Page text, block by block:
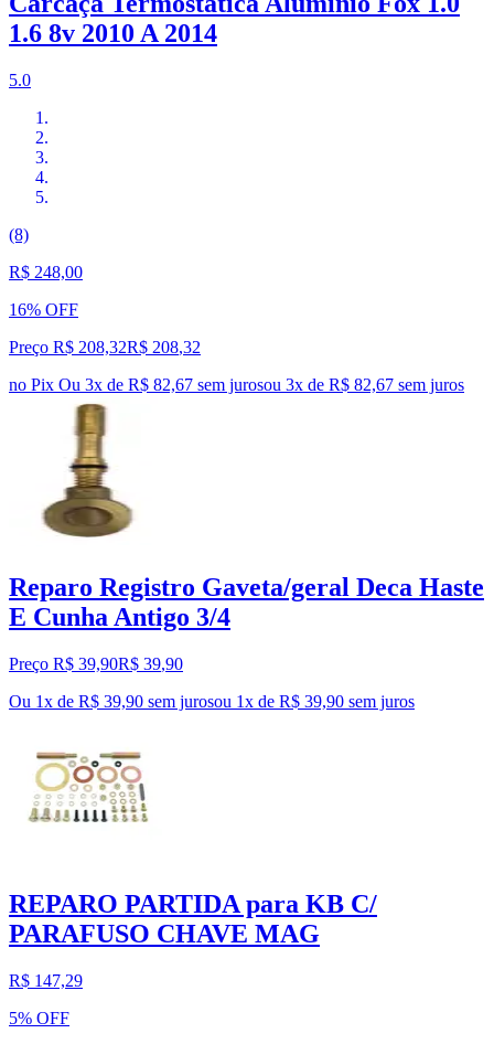
1.6 8v 2010 A 2014
5.0
(8)
R$ 248,00
16% OFF
Preço R$ 208,32R$ 208,32
no Pix Ou 3x de R$ 82,67 sem jurosou 3x de R$ 82,67 sem juros
Reparo Registro Gaveta/geral Deca Haste
E Cunha Antigo 3/4
Preço R$ 39,90R$ 39,90
Ou 1x de R$ 39,90 sem jurosou 1x de R$ 39,90 sem juros
REPARO PARTIDA para KB C/
PARAFUSO CHAVE MAG
R$ 147,29
5% OFF